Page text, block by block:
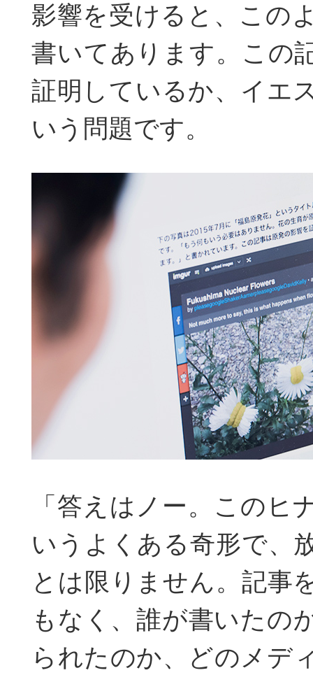
影響を受けると、この
書いてあります。この
証明しているか、イエ
いう問題です。
「答えはノー。このヒ
いうよくある奇形で、
とは限りません。記事
もなく、誰が書いたの
られたのか、どのメデ